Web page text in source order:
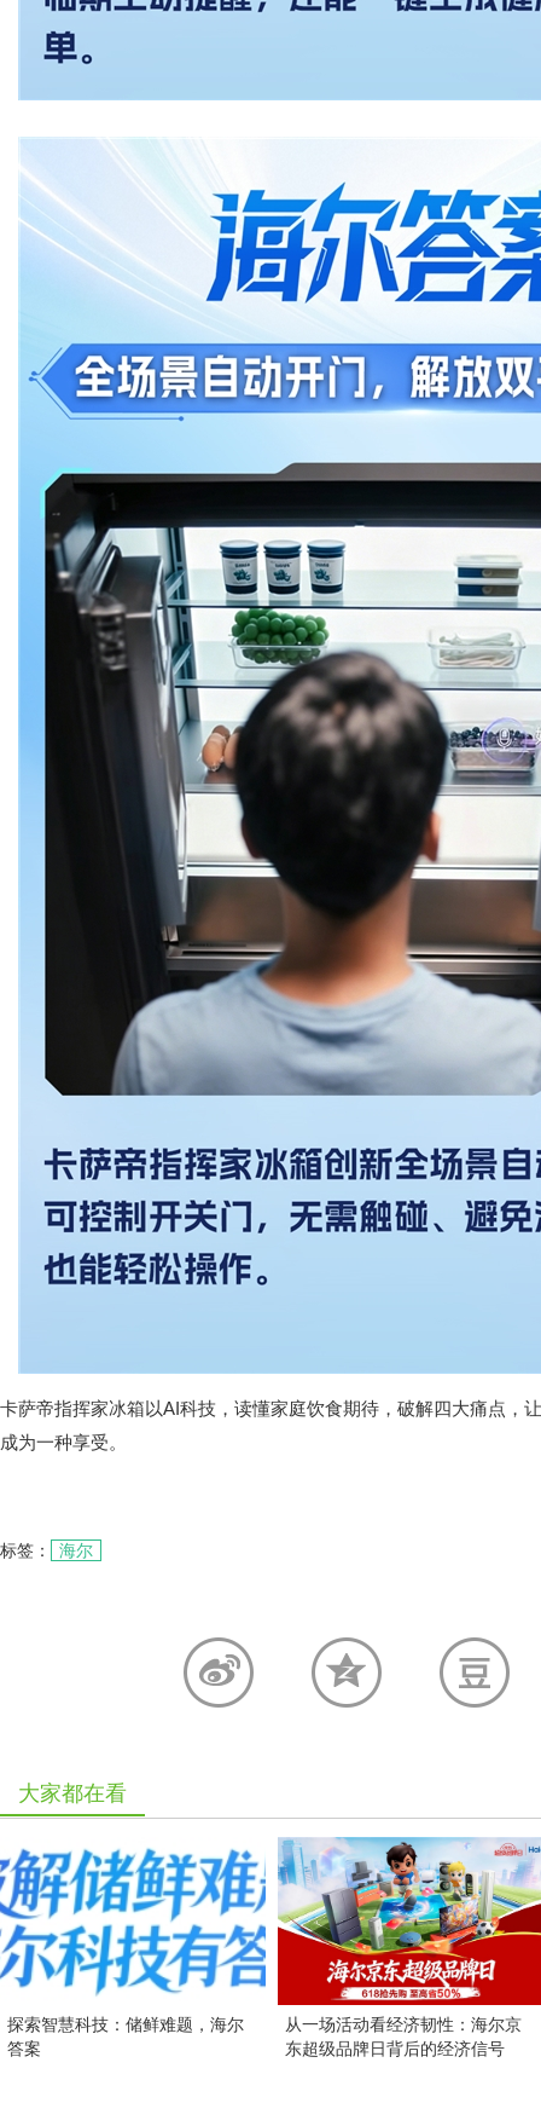
卡萨帝指挥家冰箱以AI科技，读懂家庭饮食期待，破解四大痛点，
成为一种享受。
标签： 海尔
大家都在看
探索智慧科技：储鲜难题，海尔
答案
从一场活动看经济韧性：海尔京
东超级品牌日背后的经济信号